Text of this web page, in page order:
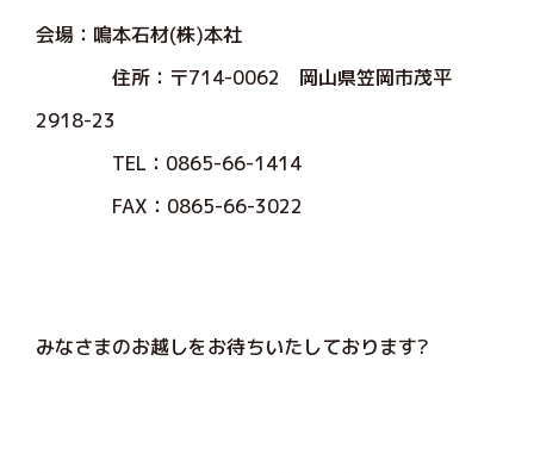
会場：鳴本石材(株)本社
住所：〒714-0062 岡山県笠岡市茂平
2918-23
TEL：0865-66-1414
FAX：0865-66-3022
みなさまのお越しをお待ちいたしております?